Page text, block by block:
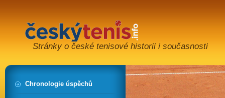
Stránky o české tenisové historii i současnosti
Chronologie úspěchů